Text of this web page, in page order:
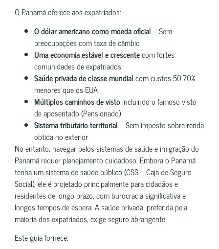
O Panamá oferece aos expatriados:
O dólar americano como moeda oficial– Sem
preocupações com taxa de câmbio
Uma economia estável e crescentecom fortes
comunidades de expatriados
Saúde privada de classe mundialcom custos 50-70%
menores que os EUA
Múltiplos caminhos de vistoincluindo o famoso visto
de aposentado (Pensionado)
Sistema tributário territorial– Sem imposto sobre renda
obtida no exterior
No entanto, navegar pelos sistemas de saúde e imigração do
Panamá requer planejamento cuidadoso. Embora o Panamá
tenha um sistema de saúde público (CSS – Caja de Seguro
Social), ele é projetado principalmente para cidadãos e
residentes de longo prazo, com burocracia significativa e
longos tempos de espera. A saúde privada, preferida pela
maioria dos expatriados, exige seguro abrangente.
Este guia fornece: